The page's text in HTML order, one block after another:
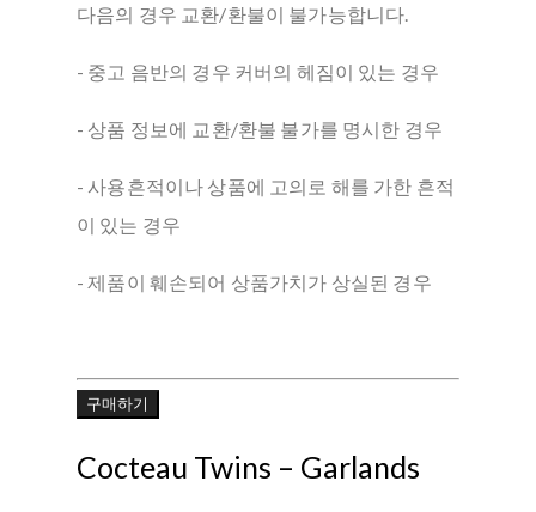
다음의 경우 교환/환불이 불가능합니다.
- 중고 음반의 경우 커버의 헤짐이 있는 경우
- 상품 정보에 교환/환불 불가를 명시한 경우
- 사용흔적이나 상품에 고의로 해를 가한 흔적
이 있는 경우
- 제품이 훼손되어 상품가치가 상실된 경우
구매하기
Cocteau Twins ‎– Garlands